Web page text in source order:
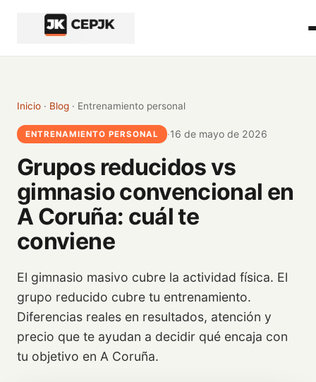
Inicio · Blog · Entrenamiento personal
ENTRENAMIENTO PERSONAL ·16 de mayo de 2026
Grupos reducidos vs
gimnasio convencional en
A Coruña: cuál te
conviene
El gimnasio masivo cubre la actividad física. El
grupo reducido cubre tu entrenamiento.
Diferencias reales en resultados, atención y
precio que te ayudan a decidir qué encaja con
tu objetivo en A Coruña.